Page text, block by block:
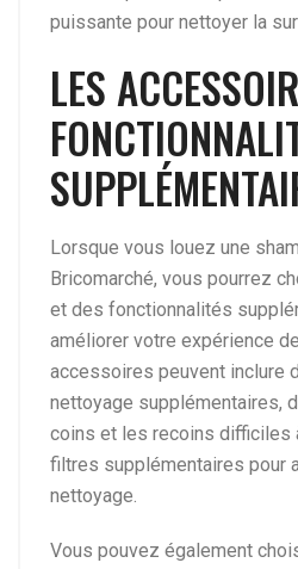
puissante pour nettoyer la
LES
Lorsque vous louez une
Bricomarché, vous pourrez
et des fonctionnalités
améliorer votre expérience
accessoires peuvent inclure
nettoyage supplémentaires,
coins et les recoins difficiles
filtres supplémentaires pour
nettoyage.
Vous pouvez également